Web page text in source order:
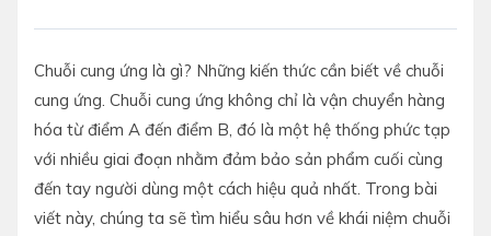
Chuỗi cung ứng là gì? Những kiến thức cần biết về chuỗi
cung ứng. Chuỗi cung ứng không chỉ là vận chuyển hàng
hóa từ điểm A đến điểm B, đó là một hệ thống phức tạp
với nhiều giai đoạn nhằm đảm bảo sản phẩm cuối cùng
đến tay người dùng một cách hiệu quả nhất. Trong bài
viết này, chúng ta sẽ tìm hiểu sâu hơn về khái niệm chuỗi